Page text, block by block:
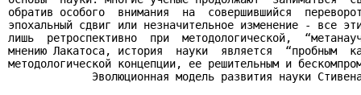
обратив особого  внимания  на  совершившийся
эпохальный сдвиг или незначительное изменение - все
лишь  ретроспективно  при  методологической,
мнению Лакатоса, история  науки  является  “пробным
методологической концепции, ее решительным и
Эволюционная модель развития науки